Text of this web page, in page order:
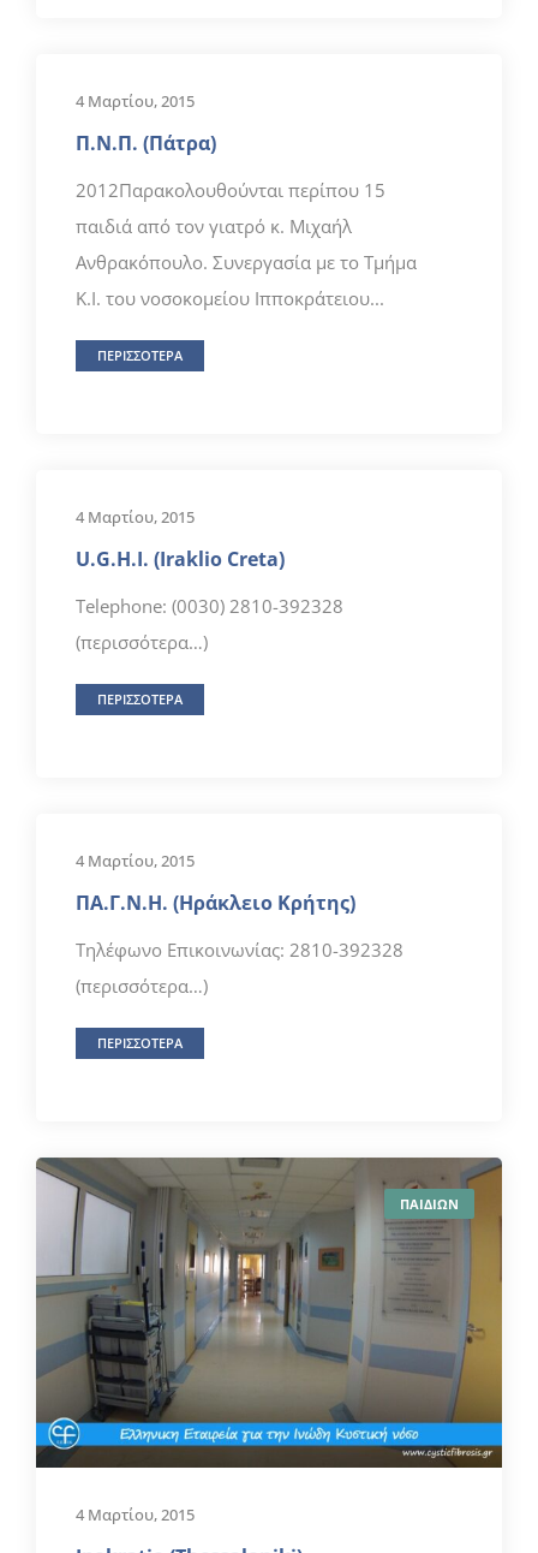
4 Μαρτίου, 2015
Π.Ν.Π. (Πάτρα)
2012Παρακολουθούνται περίπου 15
παιδιά από τον γιατρό κ. Μιχαήλ
Ανθρακόπουλο. Συνεργασία με το Τμήμα
Κ.Ι. του νοσοκομείου Ιπποκράτειου...
ΠΕΡΙΣΣΟΤΕΡΑ
4 Μαρτίου, 2015
U.G.H.I. (Iraklio Creta)
Telephone: (0030) 2810-392328
(περισσότερα…)
ΠΕΡΙΣΣΟΤΕΡΑ
4 Μαρτίου, 2015
ΠΑ.Γ.Ν.Η. (Ηράκλειο Κρήτης)
Τηλέφωνο Επικοινωνίας: 2810-392328
(περισσότερα…)
ΠΕΡΙΣΣΟΤΕΡΑ
ΠΑΙΔΙΩΝ
4 Μαρτίου, 2015